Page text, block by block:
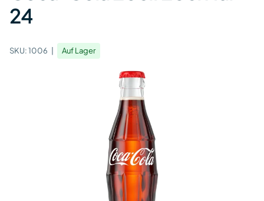
24
SKU:1006 Auf Lager